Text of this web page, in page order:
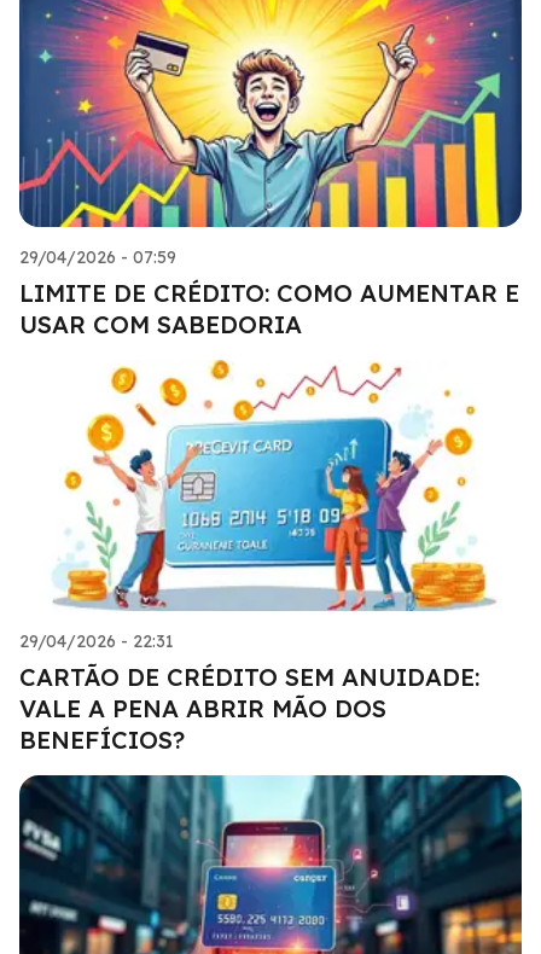
29/04/2026 - 07:59
LIMITE DE CRÉDITO: COMO AUMENTAR E
USAR COM SABEDORIA
29/04/2026 - 22:31
CARTÃO DE CRÉDITO SEM ANUIDADE:
VALE A PENA ABRIR MÃO DOS
BENEFÍCIOS?